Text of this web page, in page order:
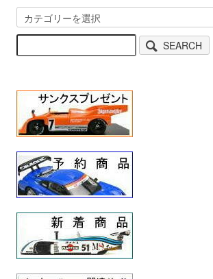
SEARCH